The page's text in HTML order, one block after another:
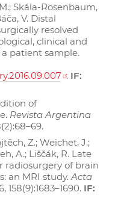
Skála-Rosenbaum,
V. Distal
resolved
clinical and
patient sample.
. IF:
of
Revista Argentina
Z.; Weichet, J.;
A.; Liščák, R. Late
radiosurgery of brain
an MRI study. Acta
158(9):1683–1690. IF: